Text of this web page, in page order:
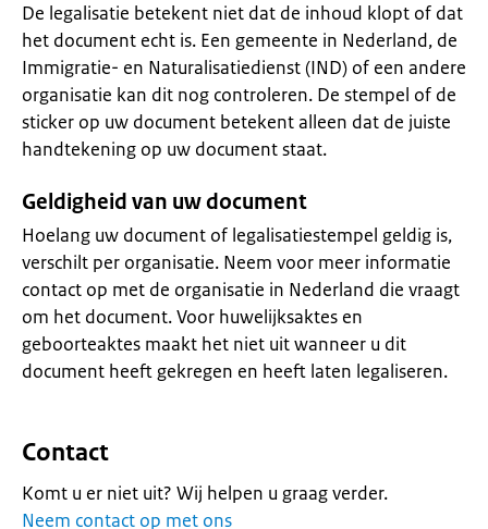
De legalisatie betekent niet dat de inhoud klopt of dat
het document echt is. Een gemeente in Nederland, de
Immigratie- en Naturalisatiedienst (IND) of een andere
organisatie kan dit nog controleren. De stempel of de
sticker op uw document betekent alleen dat de juiste
handtekening op uw document staat.
Geldigheid van uw document
Hoelang uw document of legalisatiestempel geldig is,
verschilt per organisatie. Neem voor meer informatie
contact op met de organisatie in Nederland die vraagt
om het document. Voor huwelijksaktes en
geboorteaktes maakt het niet uit wanneer u dit
document heeft gekregen en heeft laten legaliseren.
Contact
Komt u er niet uit? Wij helpen u graag verder.
Neem contact op met ons